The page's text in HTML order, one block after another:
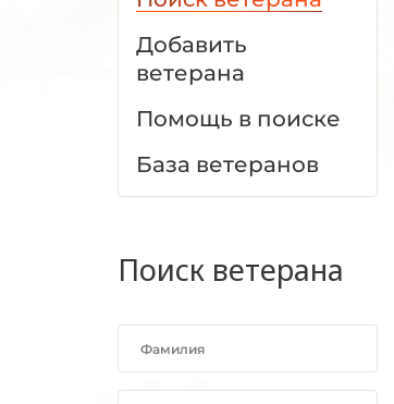
Добавить
ветерана
Помощь в поиске
База ветеранов
Поиск ветерана